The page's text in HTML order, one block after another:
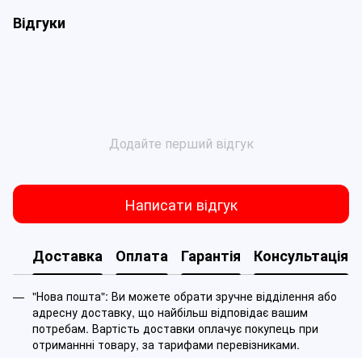
Відгуки
Додайте перший відгук
Написати відгук
Доставка Оплата Гарантія Консультація
"Нова пошта": Ви можете обрати зручне відділення або
адресну доставку, що найбільш відповідає вашим
потребам. Вартість доставки оплачує покупець при
отриманнні товару, за тарифами перевізниками.